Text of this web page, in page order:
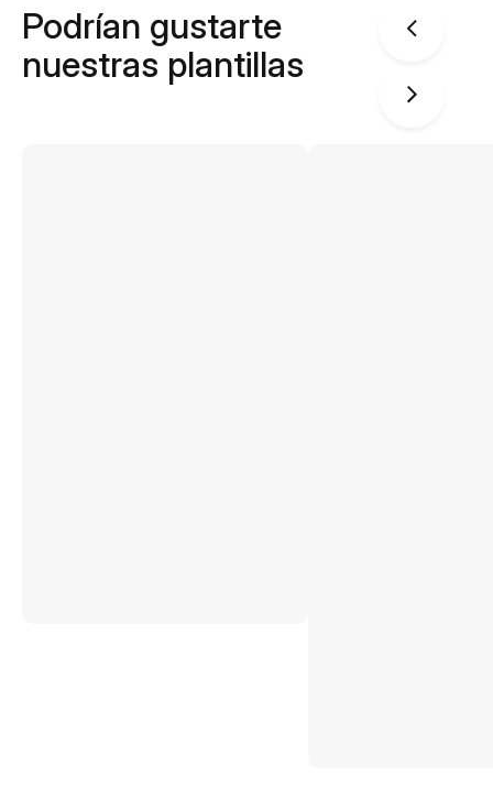
Podrían gustarte
nuestras plantillas